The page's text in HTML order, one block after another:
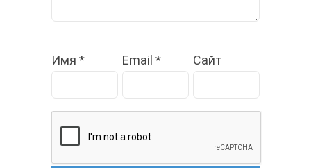
Имя * Email * Сайт